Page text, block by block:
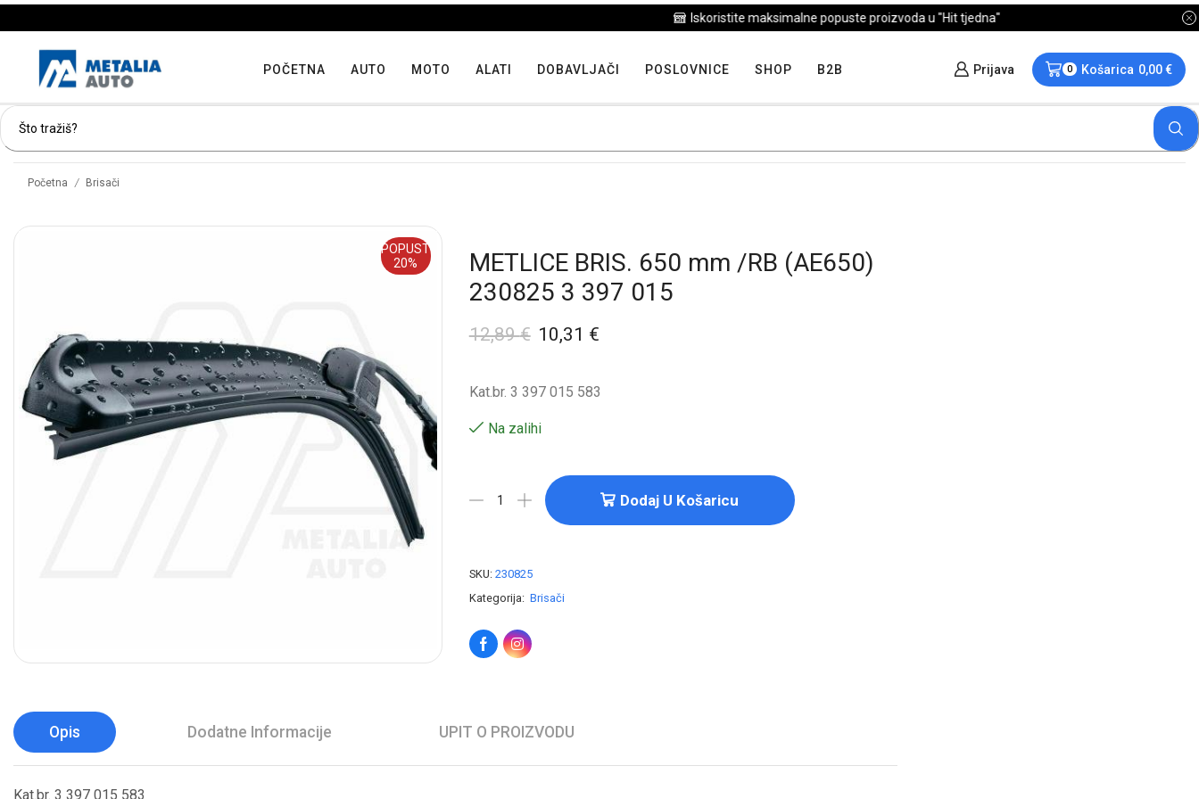
Iskoristite maksimalne popuste proizvoda u "Hit tjedna"
POČETNA AUTO MOTO ALATI DOBAVLJAČI POSLOVNICE SHOP B2B Prijava 0 Košarica 0,00€
Početna / Brisači
POPUST
20%
METLICE BRIS. 650 mm /RB (AE650)
230825 3 397 015
12,89€ 10,31 €
Kat.br. 3 397 015 583
Na zalihi
Dodaj U Košaricu
SKU: 230825
Kategorija: Brisači
Opis Dodatne Informacije UPIT O PROIZVODU
Kat.br. 3 397 015 583